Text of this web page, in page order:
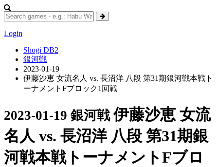
Login
Shogi DB2
銀河戦
2023-01-19
伊藤沙恵 女流名人 vs. 長沼洋 八段 第31期銀河戦本戦ト
ーナメントFブロック1回戦
2023-01-19 銀河戦伊藤沙恵 女流
名人 vs. 長沼洋 八段 第31期銀
河戦本戦トーナメントFブロ